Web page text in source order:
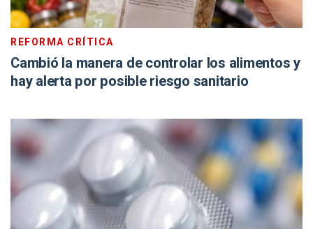
REFORMA CRÍTICA
Cambió la manera de controlar los alimentos y
hay alerta por posible riesgo sanitario